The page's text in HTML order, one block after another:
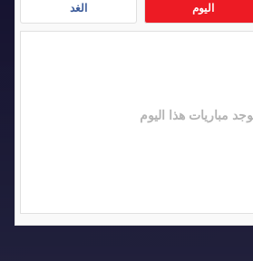
اليوم الغد
مباريات هذا اليوم